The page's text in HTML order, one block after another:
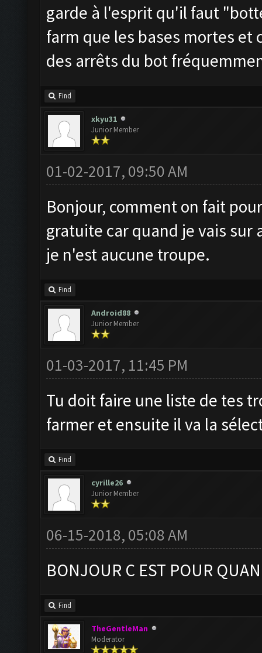
garde à l'esprit qu'il faut
farm que les bases mortes et
des arrêts du bot
Find
xkyu31
Junior Member
01-02-2017, 09:50 AM
Bonjour, comment on fait
gratuite car quand je vais sur
je n'est aucune troupe.
Find
Android88
Junior Member
01-03-2017, 11:45 PM
Tu doit faire une liste de tes
farmer et ensuite il va la
Find
cyrille26
Junior Member
06-15-2018, 05:08 AM
BONJOUR C EST POUR
Find
TheGentleMan
Moderator